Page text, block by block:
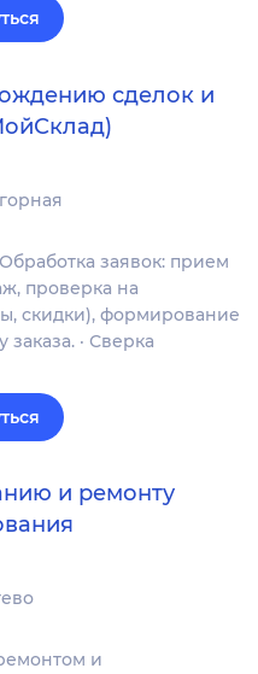
сделок и
заявок: прием
проверка на
скидки), формирование
· Сверка
и ремонту
и